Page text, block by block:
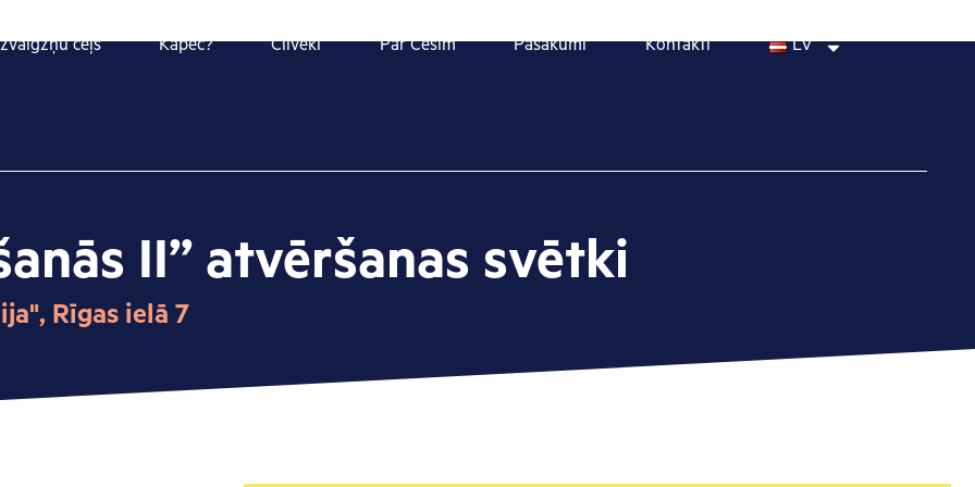
ceļš Kāpēc? Cilvēki Par Cēsīm Pasākumi Kontakti LV
II” atvēršanas svētki
Rīgas ielā 7